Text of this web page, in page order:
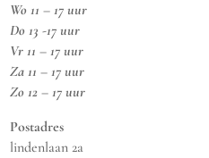
Wo 11 – 17 uur
Do 13 -17 uur
Vr 11 – 17 uur
Za 11 – 17 uur
Zo 12 – 17 uur
Postadres
lindenlaan 2a